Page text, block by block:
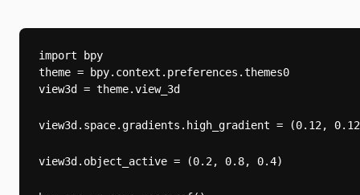
theme = bpy.context.preferences.themes0
view3d = theme.view_3d
view3d.space.gradients.high_gradient = (0.12,
view3d.object_active = (0.2, 0.8, 0.4)